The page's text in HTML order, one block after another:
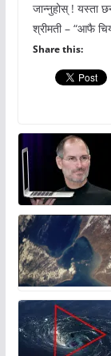
जान्नुहोस् ! यस्ता
श्रीमती – “आफै
Share this: